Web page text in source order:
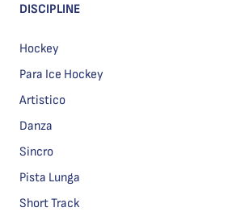
DISCIPLINE
Hockey
Para Ice Hockey
Artistico
Danza
Sincro
Pista Lunga
Short Track